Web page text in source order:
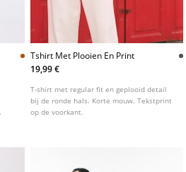
Tshirt Met Plooien En Print
19,99 €
T-shirt met regular fit en geplooid detail
bij de ronde hals. Korte mouw. Tekstprint
op de voorkant.